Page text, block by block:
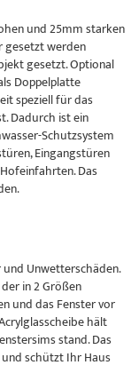
und 25mm starken
gesetzt werden
gesetzt. Optional
Doppelplatte
speziell für das
Dadurch ist ein
Schutzsystem
Eingangstüren
Das
Unwetterschäden.
in 2 Größen
und das Fenster vor
hält
stand. Das
schützt Ihr Haus